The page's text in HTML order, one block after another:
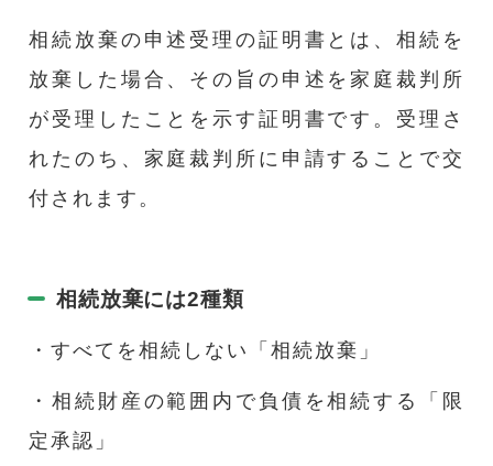
相続放棄の申述受理の証明書とは、相続を
放棄した場合、その旨の申述を家庭裁判所
が受理したことを示す証明書です。受理さ
れたのち、家庭裁判所に申請することで交
付されます。
相続放棄には2種類
・すべてを相続しない「相続放棄」
・相続財産の範囲内で負債を相続する「限
定承認」